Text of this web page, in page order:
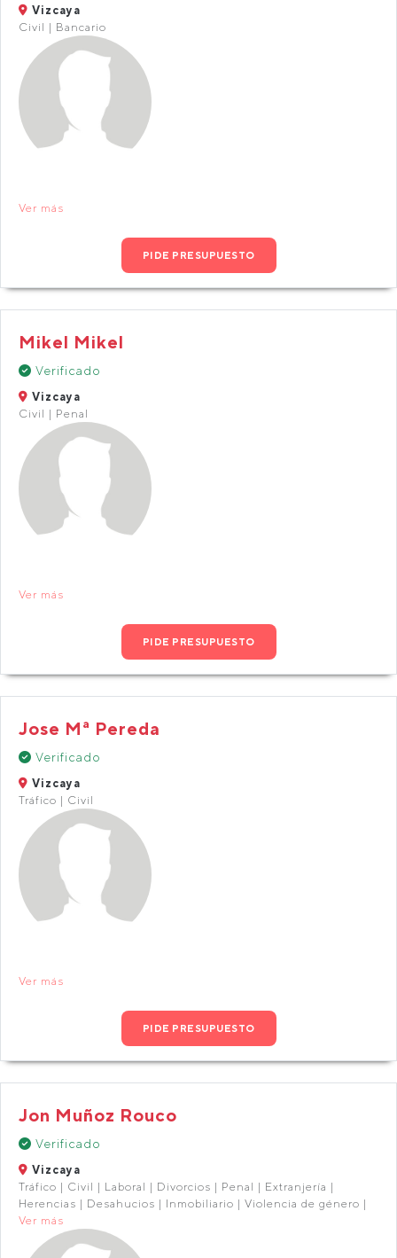
Vizcaya
Civil | Bancario
Ver más
PIDE PRESUPUESTO
Mikel Mikel
Verificado
Vizcaya
Civil | Penal
Ver más
PIDE PRESUPUESTO
Jose Mª Pereda
Verificado
Vizcaya
Tráfico | Civil
Ver más
PIDE PRESUPUESTO
Jon Muñoz Rouco
Verificado
Vizcaya
Tráfico | Civil | Laboral | Divorcios | Penal | Extranjería |
Herencias | Desahucios | Inmobiliario | Violencia de género |
Ver más